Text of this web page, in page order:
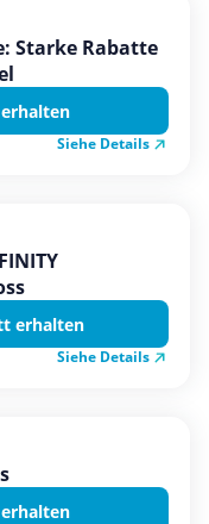
Starke Rabatte
Siehe Details
erhalten
Siehe Details